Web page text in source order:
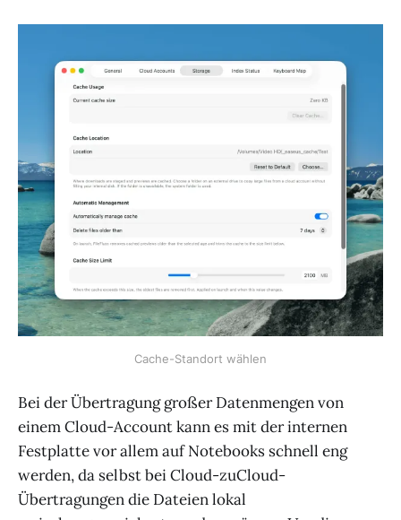
Cache-Standort wählen
Bei der Übertragung großer Datenmengen von
einem Cloud-Account kann es mit der internen
Festplatte vor allem auf Notebooks schnell eng
werden, da selbst bei Cloud-zuCloud-
Übertragungen die Dateien lokal